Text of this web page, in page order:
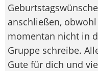
anschließen,
momentan nicht in
Gruppe schreibe.
Gute für dich und